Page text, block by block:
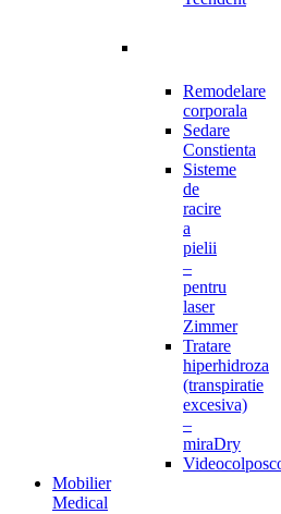
Remodelare
corporala
Sedare
Constienta
Sisteme
de
racire
a
pielii
–
pentru
laser
Zimmer
Tratare
hiperhidroza
(transpiratie
excesiva)
–
miraDry
Mobilier
Medical